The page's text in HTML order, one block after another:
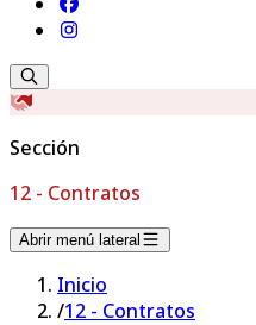
Sección
12 - Contratos
Abrir menú lateral
Inicio
/12 - Contratos